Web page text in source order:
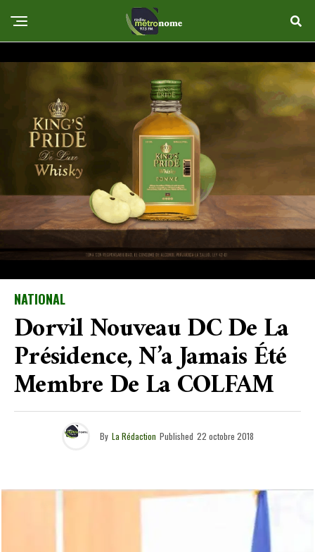
NATIONAL
Dorvil Nouveau DC De La
Présidence, N’a Jamais Été
Membre De La COLFAM
By La Rédaction Published 22 octobre 2018